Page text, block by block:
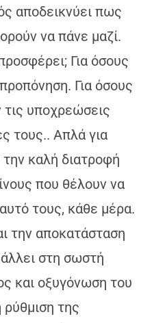
αποδεικνύει πως
να πάνε μαζί.
Για όσους
Για όσους
υποχρεώσεις
τους.. Απλά για
καλή διατροφή
που θέλουν να
τους, κάθε μέρα.
την αποκατάσταση
στη σωστή
και οξυγόνωση του
της